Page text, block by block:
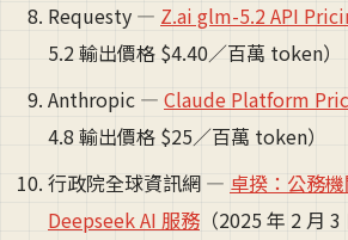
Requesty — Z.ai glm-5.2 API
5.2 輸出價格 $4.40／百萬 token）
Anthropic — Claude Platform
4.8 輸出價格 $25／百萬 token）
行政院全球資訊網 — 卓揆：公務
Deepseek AI 服務 （2025 年 2 月